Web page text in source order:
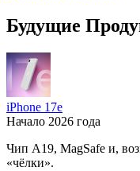
Будущие
iPhone 17e
Начало 2026 года
Чип A19, MagSafe и,
«чёлки».